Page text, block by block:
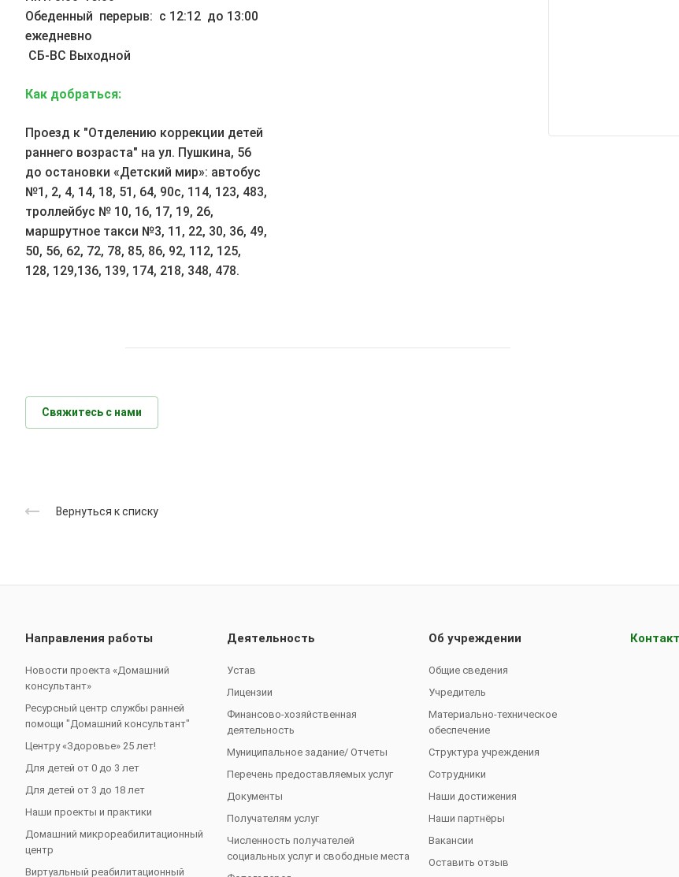
Обеденный перерыв: с 12:12 до 13:00
ежедневно
СБ-ВС Выходной
Как добраться:
Проезд к "Отделению коррекции детей
раннего возраста" на ул. Пушкина, 56
до остановки «Детский мир»: автобус
№1, 2, 4, 14, 18, 51, 64, 90с, 114, 123, 483,
троллейбус № 10, 16, 17, 19, 26,
маршрутное такси №3, 11, 22, 30, 36, 49,
50, 56, 62, 72, 78, 85, 86, 92, 112, 125,
128, 129,136, 139, 174, 218, 348, 478.
Свяжитесь с нами
Вернуться к списку
Направления работы
Новости проекта «Домашний
консультант»
Ресурсный центр службы ранней
помощи "Домашний консультант"
Центру «Здоровье» 25 лет!
Для детей от 0 до 3 лет
Для детей от 3 до 18 лет
Наши проекты и практики
Домашний микрореабилитационный
центр
Виртуальный реабилитационный
Деятельность
Устав
Лицензии
Финансово-хозяйственная
деятельность
Муниципальное задание/ Отчеты
Перечень предоставляемых услуг
Документы
Получателям услуг
Численность получателей
социальных услуг и свободные места
Об учреждении
Общие сведения
Учредитель
Материально-техническое
обеспечение
Структура учреждения
Сотрудники
Наши достижения
Наши партнёры
Вакансии
Оставить отзыв